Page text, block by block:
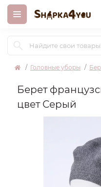
Головные уборы
Берет
цвет Серый